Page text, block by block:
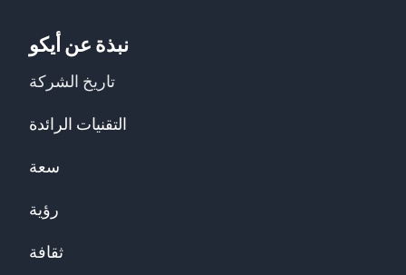
نبذة عن أيكو
تاريخ الشركة
التقنيات الرائدة
سعة
رؤية
ثقافة